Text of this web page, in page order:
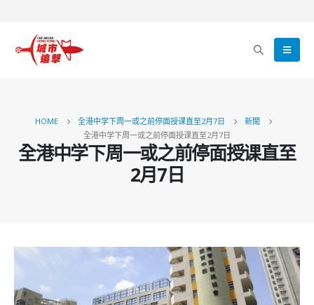
HOME 全港中学下周一或之前停面授课直至2月7日
新聞
全港中学下周一或之前停面授课直至2月7日
全港中学下周一或之前停面授课直至
2月7日